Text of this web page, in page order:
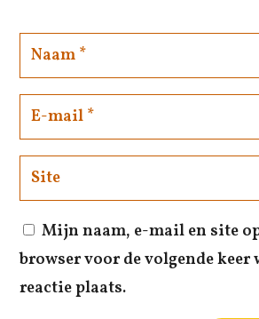
Mijn naam, e-mail en site
browser voor de volgende keer
reactie plaats.